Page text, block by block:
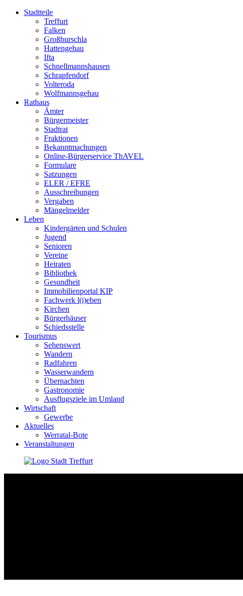
Stadtteile
Treffurt
Falken
Großburschla
Hattengehau
Ifta
Schnellmannshausen
Schrapfendorf
Volteroda
Wolfmannsgehau
Rathaus
Ämter
Bürgermeister
Stadtrat
Fraktionen
Bekanntmachungen
Online-Bürgerservice ThAVEL
Formulare
Satzungen
ELER / EFRE
Ausschreibungen
Vergaben
Mängelmelder
Leben
Kindergärten und Schulen
Jugend
Senioren
Vereine
Heiraten
Bibliothek
Gesundheit
Immobilienportal KIP
Fachwerk l(i)eben
Kirchen
Bürgerhäuser
Schiedsstelle
Tourismus
Sehenswert
Wandern
Radfahren
Wasserwandern
Übernachten
Gastronomie
Ausflugsziele im Umland
Wirtschaft
Gewerbe
Aktuelles
Werratal-Bote
Veranstaltungen